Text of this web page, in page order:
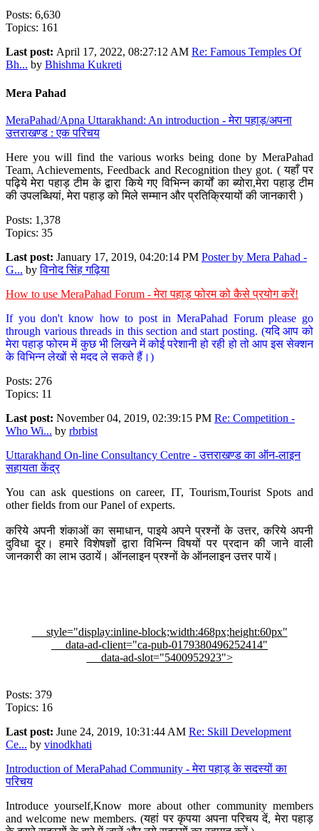
Posts: 6,630
Topics: 161
Last post: April 17, 2022, 08:27:12 AM Re: Famous Temples Of
Bh... by Bhishma Kukreti
Mera Pahad
MeraPahad/Apna Uttarakhand: An introduction - मेरा पहाड़/अपना
उत्तराखण्ड : एक परिचय
Here you will find the various works being done by MeraPahad
Team, Achievements, Feedback and Recognition they got. ( यहाँ पर
पढ़िये मेरा पहाड़ टीम के द्वारा किये गए विभिन्न कार्यों का ब्योरा,मेरा पहाड़ टीम
की उपलब्धियां, मेरा पहाड़ को मिले सम्मान और प्रतिक्रियायों की जानकारी )
Posts: 1,378
Topics: 35
Last post: January 17, 2019, 04:20:14 PM Poster by Mera Pahad -
G... byविनोद सिंह गढ़िया
How to use MeraPahad Forum - मेरा पहाड़ फोरम को कैसे प्रयोग करें!
If you don't know how to post in MeraPahad Forum please go
through various threads in this section and start posting. (यदि आप को
मेरा पहाड़ फोरम में कुछ भी लिखने में कोई परेशानी हो रही हो तो आप इस सेक्शन
के विभिन्न लेखों से मदद ले सकते हैं।)
Posts: 276
Topics: 11
Last post: November 04, 2019, 02:39:15 PM Re: Competition -
Who Wi... by rbrbist
Uttarakhand On-line Consultancy Centre - उत्तराखण्ड का ऑन-लाइन
सहायता केंद्र
You can ask questions on career, IT, Tourism,Tourist Spots and
other fields from our Panel of experts.
करिये अपनी शंकाओं का समाधान, पाइये अपने प्रश्नों के उत्तर, करिये अपनी
दुविधा दूर। हमारे विशेषज्ञों द्वारा विभिन्न विषयों पर प्रदान की जाने वाली
जानकारी का लाभ उठायें। ऑनलाइन प्रश्नों के ऑनलाइन उत्तर पायें।
style="display:inline-block;width:468px;height:60px"
data-ad-client="ca-pub-0179380496252414"
data-ad-slot="5400952923">
Posts: 379
Topics: 16
Last post: June 24, 2019, 10:31:44 AM Re: Skill Development
Ce... by vinodkhati
Introduction of MeraPahad Community - मेरा पहाड़ के सदस्यों का
परिचय
Introduce yourself,Know more about other community members
and welcome new members. (यहां पर कृपया अपना परिचय दें, मेरा पहाड़